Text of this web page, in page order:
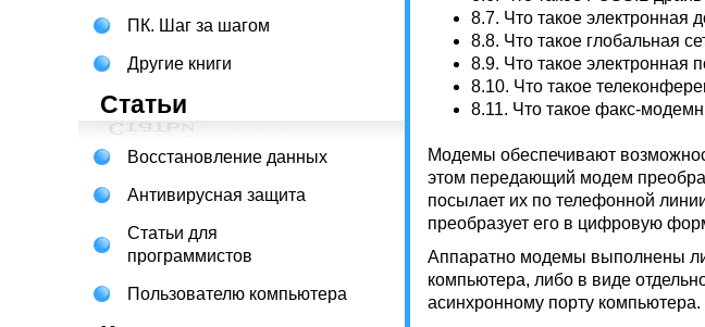
ПК. Шаг за шагом
Другие книги
Статьи
Восстановление данных
Антивирусная защита
Статьи для
программистов
Пользователю компьютера
8.7. Что такое электронная
8.8. Что такое глобальная
8.9. Что такое электронная
8.10. Что такое
8.11. Что такое факс-
Модемы обеспечивают
этом передающий модем
посылает их по телефонной
преобразует его в цифровую
Аппаратно модемы выполнены
компьютера, либо в виде
асинхронному порту